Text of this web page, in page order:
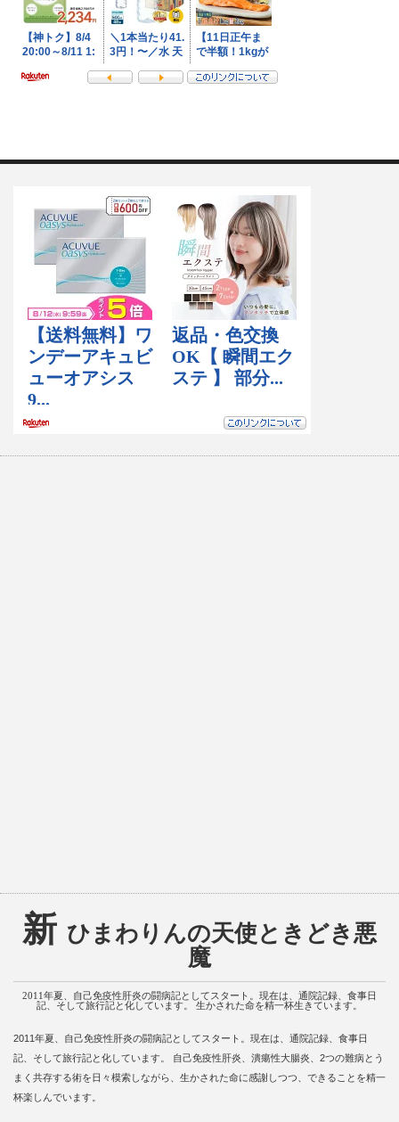
新 ひまわりんの天使ときどき悪
魔
2011年夏、自己免疫性肝炎の闘病記としてスタート。現在は、通院記録、食事日
記、そして旅行記と化しています。 生かされた命を精一杯生きています。
2011年夏、自己免疫性肝炎の闘病記としてスタート。現在は、通院記録、食事日
記、そして旅行記と化しています。 自己免疫性肝炎、潰瘍性大腸炎、2つの難病とう
まく共存する術を日々模索しながら、生かされた命に感謝しつつ、できることを精一
杯楽しんでいます。